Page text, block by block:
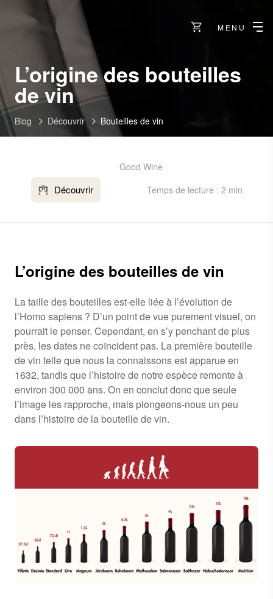
MENU
L’origine des bouteilles
de vin
Blog Découvrir Bouteilles de vin
Découvrir Temps de lecture : 2 min
Good Wine
L’origine des bouteilles de vin
La taille des bouteilles est-elle liée à l’évolution de
l’Homo sapiens ? D’un point de vue purement visuel, on
pourrait le penser. Cependant, en s’y penchant de plus
près, les dates ne coïncident pas. La première bouteille
de vin telle que nous la connaissons est apparue en
1632, tandis que l’histoire de notre espèce remonte à
environ 300 000 ans. On en conclut donc que seule
l’image les rapproche, mais plongeons-nous un peu
dans l’histoire de la bouteille de vin.